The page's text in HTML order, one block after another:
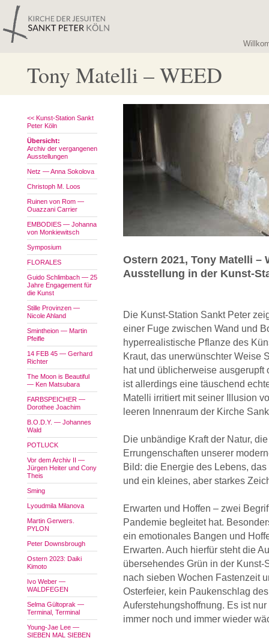
Tony Matelli – WEED
<< Kunst-Station Sankt
Peter Köln
Übersicht:
Archiv der vergangenen
Ausstellungen
Netz — Anna Sokolova
Christoph M. Loos
Ruinen von Rom —
Ouazzani Carrier
EMBODIES — Johanna
von Monkiewitsch
Symposium
FLORALES
Guido Schlimbach — 25
Jahre Engagement für
die Kunst
Stille Provinzen —
Nicole Ahland
Smintheion — Martin
Pfeifle
14 FEB 45 — Gerhard
Richter
The Moon is Beautiful
— Ken Matsubara
FARBSPEICHER —
Dorothee Joachim
B.O.D.Y. — Johannes
Wald
POTLUCK
Vor dem Archiv II —
Jürgen Heiter und Cony
Theis
Sming
Lyoudmila Milanova
Martin Gerwers.
PYLON
Peter Downsbrough
Ostern 2023: Daiki
Kimoto
Ivo Weber —
WALDFEGEN
Selma Gültoprak —
Terminal, Terminal
Young-Jae Lee —
SIEBEN MAL SIEBEN
Ostern 2021, Tony Matelli –
Ausstellung in der Kunst-
Die Kunst-Station Sankt Peter
einer Fuge zwischen Wand und
hyperrealistische Pflanze des
Kraut, das unerwünschter Weise
hat und üblicherweise
ist allerdings eine täuschend
Matelli irritiert mit seiner Illusion
leeren Innenraum der Kirche
Die unbändige Kraft der Natur,
Errungenschaften unserer
Bild: die Energie des Lebens,
und ein kleines, aber starkes
Erwarten und Hoffen – zwei
Pandemie begleitet hat.
ein emotionales Bangen und
Erwarten. Auch hierfür steht die
übersehendes Grün in der
nach sieben Wochen Fastenzeit
Osterfeier, kein Paukenschlag
Auferstehungshoffnung. Es ist
immer noch und immer wieder